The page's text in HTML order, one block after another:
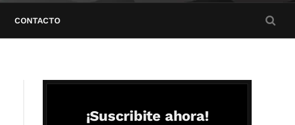
CONTACTO
¡Suscribite ahora!